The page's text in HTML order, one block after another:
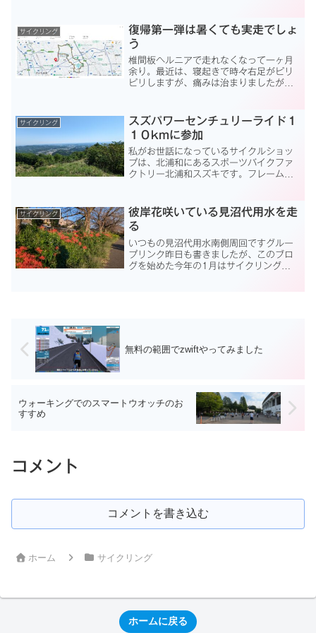
瀬公園の敷地に入ったところで、ハンド
ルステムに取り付...
サイクリング
復帰第一弾は暑くても実走でしょ
う
椎間板ヘルニアで走れなくなって一ヶ月
余り。最近は、寝起きで時々右足がピリ
ピリしますが、痛みは治まりましたがた
ても外を実走します。見沼代用水南側反
時計廻り見沼反時計廻り...
サイクリング
スズパワーセンチュリーライド１
１０kmに参加
私がお世話になっているサイクルショッ
プは、北浦和にあるスポーツバイクファ
クトリー北浦和スズキです。フレーム、
が最近、ネットでいろいろ買えるように
なって、次第に足が遠のい...
サイクリング
彼岸花咲いている見沼代用水を走
る
いつもの見沼代用水南側周回ですグルー
プリンク昨日も書きましたが、このブロ
グを始めた今年の1月はサイクリング
無料の範囲でzwiftやってみました
ウォーキングでのスマートウオッチのお
すすめ
コメント
コメントを書き込む
ホーム サイクリング
ホームに戻る